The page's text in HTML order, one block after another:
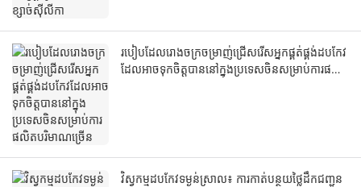
របៀបដែលរោងចក្រចម្រាញ់ជ្រើសរើសអ្នកផ្គត់ផ្គង់ដបកែវ
ដែលអាចទុកចិត្តបាននៅក្នុងប្រទេសចិនសម្រាប់ការផលិត
វិស្វកម្មដបកែវទម្ងន់ស្រាល៖ ការកាត់បន្ថយថ្លៃដឹកជញ្ជូន